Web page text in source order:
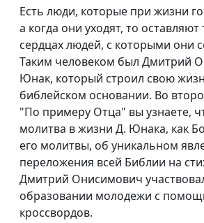
строится
судьба...
журналистов СССР,
Международного
писателей
Остров
надежды
(полный
фильм)
Николай Назарович
председатель
региональной
организации
Ассоциация
осужденным»
Остров
надежды
Николай Назарович
председатель
Есть люди, которые при жизни
а когда они уходят, то
сердцах людей, с которыми они
Таким человеком был Дмитрий
Юнак, который строил свою
библейском основании. Во
"По примеру Отца" вы узнаете,
молитва в жизни Д. Юнака, как
его молитвы, об уникальном
переложения всей Библии на
Дмитрий Онисимович
образовании молодежи с
кроссвордов.